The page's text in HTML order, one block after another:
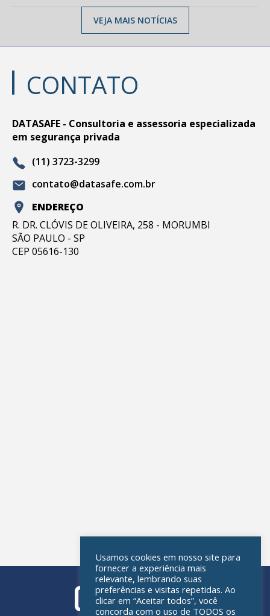
VEJA MAIS NOTÍCIAS
CONTATO
DATASAFE - Consultoria e assessoria especializada
em segurança privada
(11) 3723-3299
contato@datasafe.com.br
ENDEREÇO
R. DR. CLÓVIS DE OLIVEIRA, 258 - MORUMBI
SÃO PAULO - SP
CEP 05616-130
Usamos cookies em nosso site para
fornecer a experiência mais
relevante, lembrando suas
preferências e visitas repetidas. Ao
clicar em “Aceitar todos”, você
concorda com o uso de TODOS os